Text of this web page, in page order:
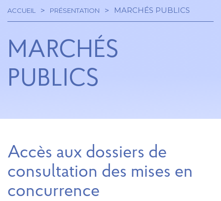
Navigation
principale
Fil
d'Ariane
ACCUEIL PRÉSENTATION MARCHÉS PUBLICS
MARCHÉS
PUBLICS
Accès aux dossiers de
consultation des mises en
concurrence